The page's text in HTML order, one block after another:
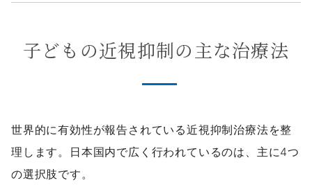
子どもの近視抑制の主な治療法
世界的に有効性が報告されている近視抑制治療法を整
理します。日本国内で広く行われているのは、主に4つ
の選択肢です。